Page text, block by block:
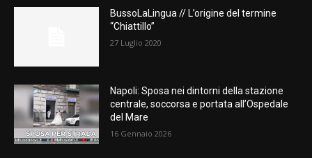
BussoLaLingua // L’origine del termine
“Chiattillo”
27 Luglio 2020
Napoli: Sposa nei dintorni della stazione
centrale, soccorsa e portata all’Ospedale
del Mare
16 Gennaio 2026